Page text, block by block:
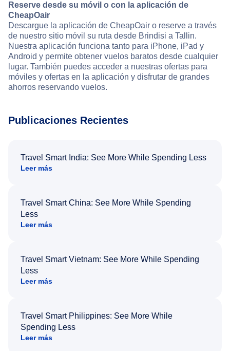
Reserve desde su móvil o con la aplicación de
CheapOair
Descargue la aplicación de CheapOair o reserve a través
de nuestro sitio móvil su ruta desde Brindisi a Tallin.
Nuestra aplicación funciona tanto para iPhone, iPad y
Android y permite obtener vuelos baratos desde cualquier
lugar. También puedes acceder a nuestras ofertas para
móviles y ofertas en la aplicación y disfrutar de grandes
ahorros reservando vuelos.
Publicaciones Recientes
Travel Smart India: See More While Spending Less
Leer más
Travel Smart China: See More While Spending
Less
Leer más
Travel Smart Vietnam: See More While Spending
Less
Leer más
Travel Smart Philippines: See More While
Spending Less
Leer más